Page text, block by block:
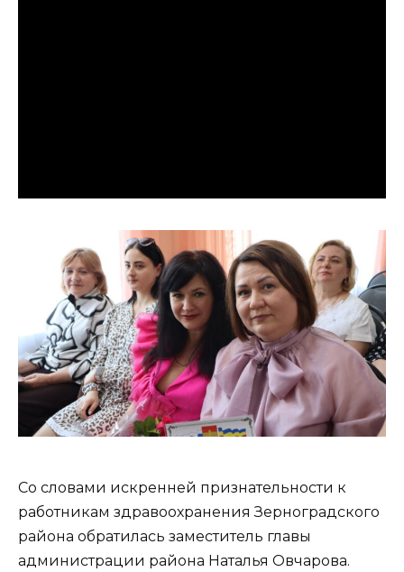
Со словами искренней признательности к
работникам здравоохранения Зерноградского
района обратилась заместитель главы
администрации района Наталья Овчарова.